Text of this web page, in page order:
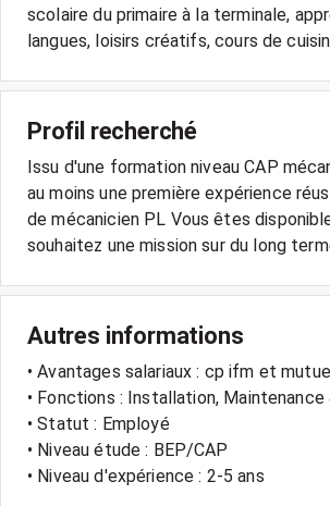
scolaire du primaire à la terminale,
langues, loisirs créatifs, cours de
Profil recherché
Issu d'une formation niveau CAP
au moins une première expérience
de mécanicien PL Vous êtes
souhaitez une mission sur du long
Autres informations
• Avantages salariaux : cp ifm et
• Fonctions : Installation, Maintenance
• Statut : Employé
• Niveau étude : BEP/CAP
• Niveau d'expérience : 2-5 ans